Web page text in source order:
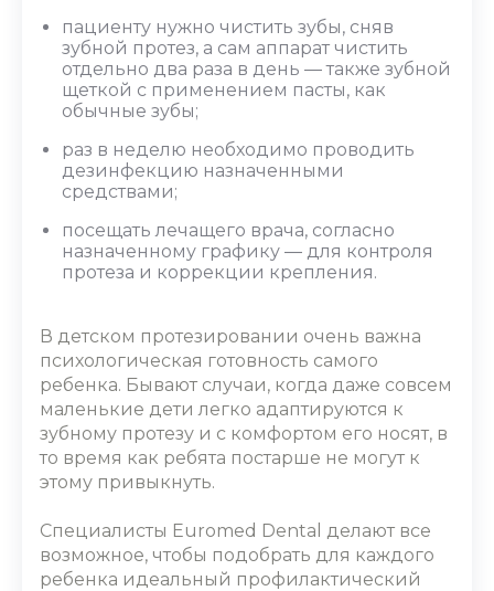
пациенту нужно чистить зубы, сняв
зубной протез, а сам аппарат чистить
отдельно два раза в день ― также зубной
щеткой с применением пасты, как
обычные зубы;
раз в неделю необходимо проводить
дезинфекцию назначенными
средствами;
посещать лечащего врача, согласно
назначенному графику ― для контроля
протеза и коррекции крепления.
В детском протезировании очень важна
психологическая готовность самого
ребенка. Бывают случаи, когда даже совсем
маленькие дети легко адаптируются к
зубному протезу и с комфортом его носят, в
то время как ребята постарше не могут к
этому привыкнуть.
Специалисты Euromed Dental делают все
возможное, чтобы подобрать для каждого
ребенка идеальный профилактический